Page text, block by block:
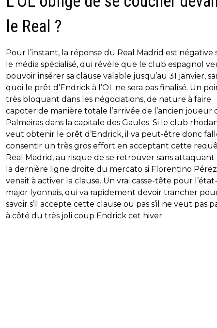
le Real ?
Pour l’instant, la réponse du Real Madrid est négative
le média spécialisé, qui révèle que le club espagnol
pouvoir insérer sa clause valable jusqu’au 31 janvier,
quoi le prêt d’Endrick à l’OL ne sera pas finalisé. Un
très bloquant dans les négociations, de nature à faire
capoter de manière totale l’arrivée de l’ancien joueur
Palmeiras dans la capitale des Gaules. Si le club
veut obtenir le prêt d’Endrick, il va peut-être donc
consentir un très gros effort en acceptant cette
Real Madrid, au risque de se retrouver sans attaquant
la dernière ligne droite du mercato si Florentino Pérez
venait à activer la clause. Un vrai casse-tête pour l’état-
major lyonnais, qui va rapidement devoir trancher
savoir s’il accepte cette clause ou pas s’il ne veut pas
à côté du très joli coup Endrick cet hiver.